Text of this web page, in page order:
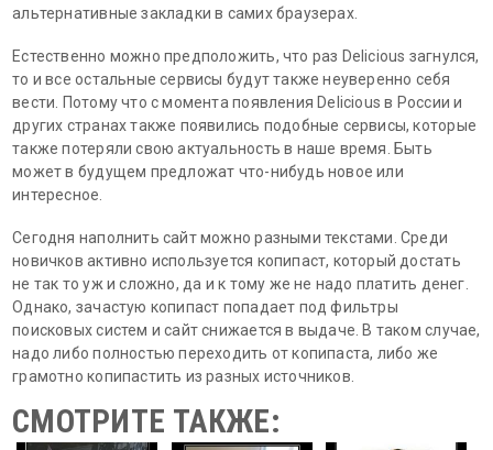
альтернативные закладки в самих браузерах.
Естественно можно предположить, что раз Delicious загнулся,
то и все остальные сервисы будут также неуверенно себя
вести. Потому что с момента появления Delicious в России и
других странах также появились подобные сервисы, которые
также потеряли свою актуальность в наше время. Быть
может в будущем предложат что-нибудь новое или
интересное.
Сегодня наполнить сайт можно разными текстами. Среди
новичков активно используется копипаст, который достать
не так то уж и сложно, да и к тому же не надо платить денег.
Однако, зачастую копипаст попадает под фильтры
поисковых систем и сайт снижается в выдаче. В таком случае,
надо либо полностью переходить от копипаста, либо же
грамотно копипастить из разных источников.
СМОТРИТЕ ТАКЖЕ: